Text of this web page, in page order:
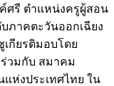
ศรี ตำแหน่งครูผู้สอน
ภาคตะวันออกเฉียง
เกียรติมอบโดย
วมกับ สมาคม
ห่งประเทศไทย ใน